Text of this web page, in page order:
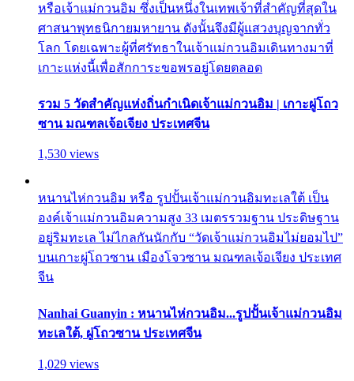
หรือเจ้าแม่กวนอิม ซึ่งเป็นหนึ่งในเทพเจ้าที่สำคัญที่สุดใน
ศาสนาพุทธนิกายมหายาน ดังนั้นจึงมีผู้แสวงบุญจากทั่ว
โลก โดยเฉพาะผู้ที่ศรัทธาในเจ้าแม่กวนอิมเดินทางมาที่
เกาะแห่งนี้เพื่อสักการะขอพรอยู่โดยตลอด
รวม 5 วัดสำคัญแห่งถิ่นกำเนิดเจ้าแม่กวนอิม | เกาะผู่โถว
ซาน มณฑลเจ้อเจียง ประเทศจีน
1,530 views
หนานไห่กวนอิม หรือ รูปปั้นเจ้าแม่กวนอิมทะเลใต้ เป็น
องค์เจ้าแม่กวนอิมความสูง 33 เมตรรวมฐาน ประดิษฐาน
อยู่ริมทะเล ไม่ไกลกันนักกับ “วัดเจ้าแม่กวนอิมไม่ยอมไป”
บนเกาะผู่โถวซาน เมืองโจวซาน มณฑลเจ้อเจียง ประเทศ
จีน
Nanhai Guanyin : หนานไห่กวนอิม...รูปปั้นเจ้าแม่กวนอิม
ทะเลใต้, ผู่โถวซาน ประเทศจีน
1,029 views